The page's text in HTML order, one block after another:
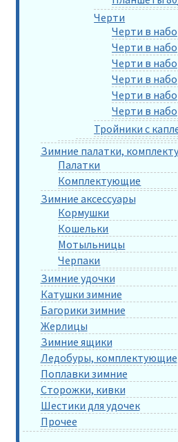
Черти
Черти в
Черти в
Черти в
Черти в
Черти в
Черти в
Тройники с
Зимние палатки,
Палатки
Комплектующие
Зимние аксессуары
Кормушки
Кошельки
Мотыльницы
Черпаки
Зимние удочки
Катушки зимние
Багорики зимние
Жерлицы
Зимние ящики
Ледобуры, комплектующие
Поплавки зимние
Сторожки, кивки
Шестики для удочек
Прочее